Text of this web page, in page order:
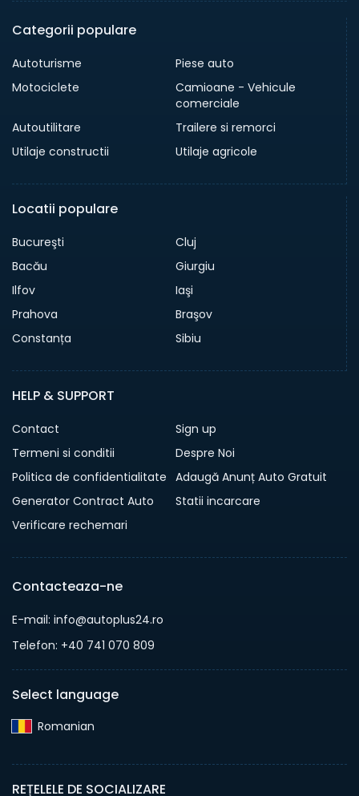
Categorii populare
Autoturisme
Piese auto
Motociclete
Camioane - Vehicule
comerciale
Autoutilitare
Trailere si remorci
Utilaje constructii
Utilaje agricole
Locatii populare
Bucureşti
Cluj
Bacău
Giurgiu
Ilfov
Iaşi
Prahova
Braşov
Constanța
Sibiu
HELP & SUPPORT
Contact
Sign up
Termeni si conditii
Despre Noi
Politica de confidentialitate Adaugă Anunț Auto Gratuit
Generator Contract Auto
Statii incarcare
Verificare rechemari
Contacteaza-ne
E-mail: info@autoplus24.ro
Telefon: +40 741 070 809
Select language
Romanian‎
REȚELELE DE SOCIALIZARE